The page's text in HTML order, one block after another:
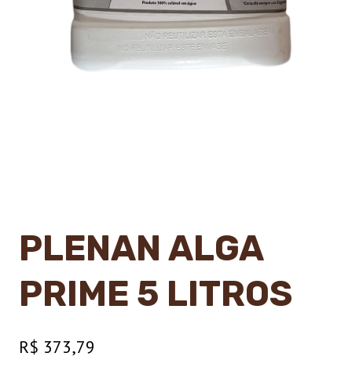
PLENAN ALGA
PRIME 5 LITROS
R$ 373,79